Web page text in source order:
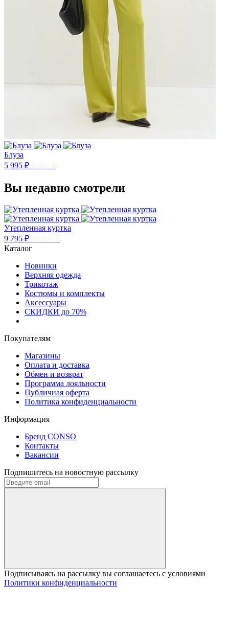
Блуза
5 995 ₽
Вы недавно смотрели
Утепленная куртка
9 795 ₽
Каталог
Новинки
Верхняя одежда
Трикотаж
Костюмы и комплекты
Аксессуары
СКИДКИ до 70%
Покупателям
Магазины
Оплата и доставка
Обмен и возврат
Программа лояльности
Публичная оферта
Политика конфиденциальности
Информация
Бренд CONSO
Контакты
Вакансии
Подпишитесь на новостную рассылку
Подписываясь на рассылку вы соглашаетесь с условиями
Политики конфиденциальности